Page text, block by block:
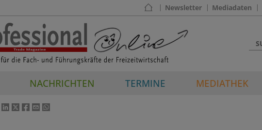
Newsletter Mediadaten
NACHRICHTEN TERMINE MEDIATHEK